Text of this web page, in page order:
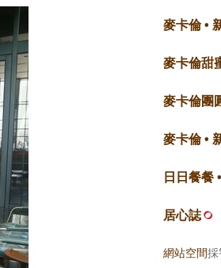
麥卡倫 •
麥卡倫甜
麥卡倫團
麥卡倫 •
日日餐餐
居心誌
網站空間